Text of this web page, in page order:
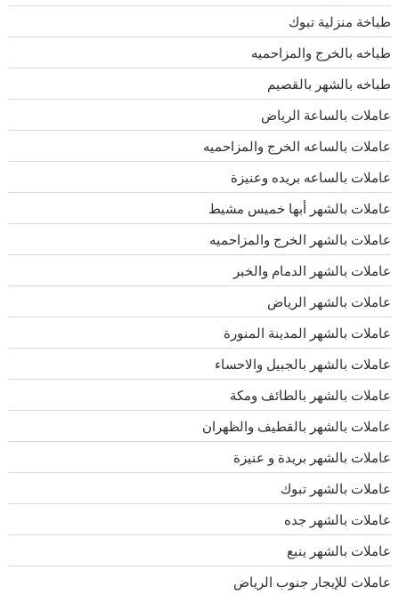
طباخة منزلية تبوك
طباخه بالخرج والمزاحميه
طباخه بالشهر بالقصيم
عاملات بالساعة الرياض
عاملات بالساعه الخرج والمزاحميه
عاملات بالساعه بريده وعنيزة
عاملات بالشهر أبها خميس مشيط
عاملات بالشهر الخرج والمزاحميه
عاملات بالشهر الدمام والخبر
عاملات بالشهر الرياض
عاملات بالشهر المدينة المنورة
عاملات بالشهر بالجبيل والاحساء
عاملات بالشهر بالطائف ومكة
عاملات بالشهر بالقطيف والظهران
عاملات بالشهر بريدة و عنيزة
عاملات بالشهر تبوك
عاملات بالشهر جده
عاملات بالشهر ينبع
عاملات للإيجار جنوب الرياض